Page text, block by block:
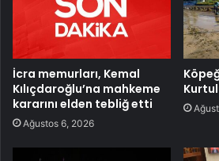
İcra memurları, Kemal
Kılıçdaroğlu’na mahkeme
kararını elden tebliğ etti
Ağustos 6, 2026